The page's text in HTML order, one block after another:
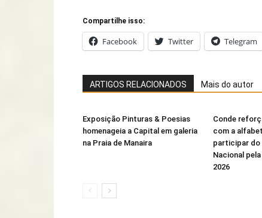
Compartilhe isso:
Facebook Twitter Telegram
ARTIGOS RELACIONADOS Mais do autor
Exposição Pinturas & Poesias
homenageia a Capital em galeria
na Praia de Manaira
Conde
com a
participar do
Nacional
2026